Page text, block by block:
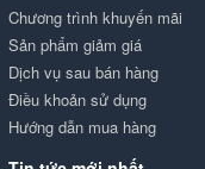
Chương trình khuyến mãi
Sản phẩm giảm giá
Dịch vụ sau bán hàng
Điều khoản sử dụng
Hướng dẫn mua hàng